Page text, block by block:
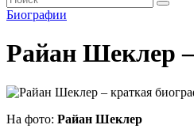
Биографии
Райан Шеклер
На фото: Райан Шеклер